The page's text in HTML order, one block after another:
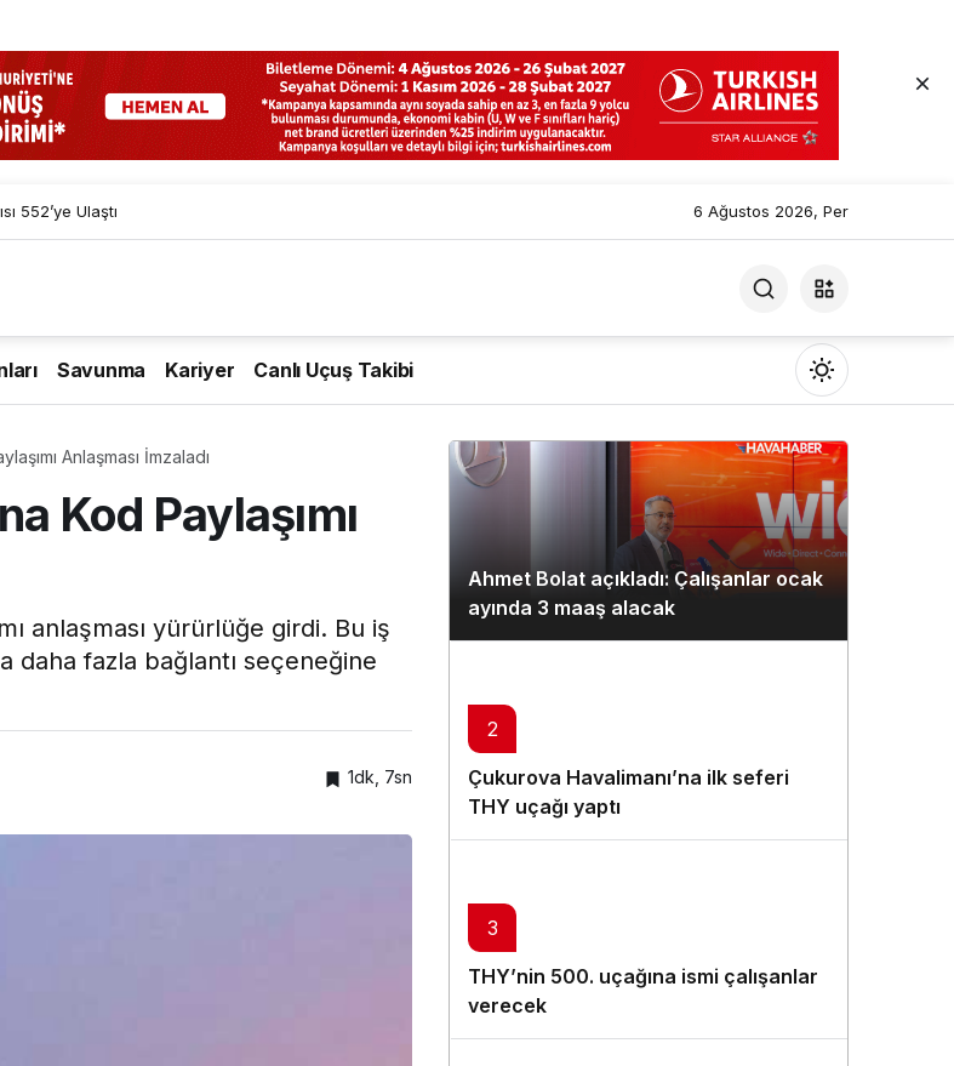
552’ye Ulaştı 6 Ağustos 2026, Per
Savunma Kariyer Canlı Uçuş Takibi
Mod
değiştir
Gündüz Modu
Gündüz modunu seçin.
Sistem modunu seçin.
Anlaşması İmzaladı
Kod Paylaşımı
anlaşması yürürlüğe girdi. Bu iş
daha fazla bağlantı seçeneğine
1dk, 7sn
Ahmet Bolat açıkladı: Çalışanlar ocak
ayında 3 maaş alacak
2
Çukurova Havalimanı’na ilk seferi
THY uçağı yaptı
3
THY’nin 500. uçağına ismi çalışanlar
verecek